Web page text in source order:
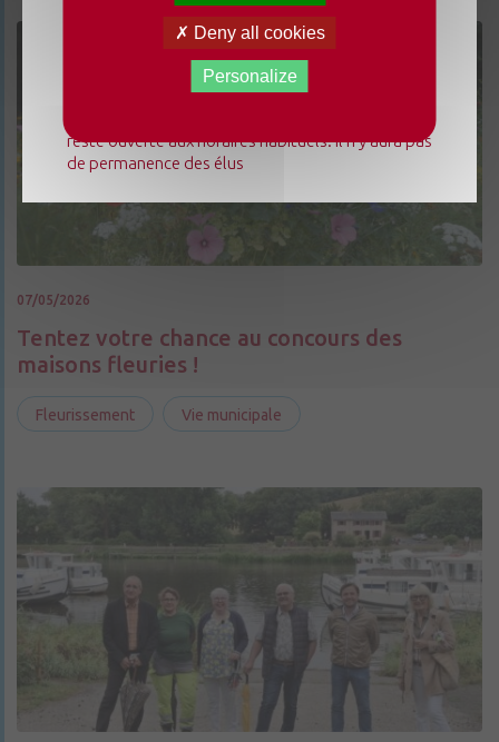
07/05/2026
Tentez votre chance au concours des
maisons fleuries !
Fleurissement Vie municipale
Du lundi 3 août au dimanche 23 août 2026, la
mairie déléguée de Chenillé-Changé adapte ses
horaires ⚠ Elle sera fermée les jeudis, ouverte les
lundis 3, 10 et 17 août de 9h à 12h. L'accueil de la
reste ouverte aux horaires habituels. Il n'y aura pas
de permanence des élus
Deny all cookies
Personalize